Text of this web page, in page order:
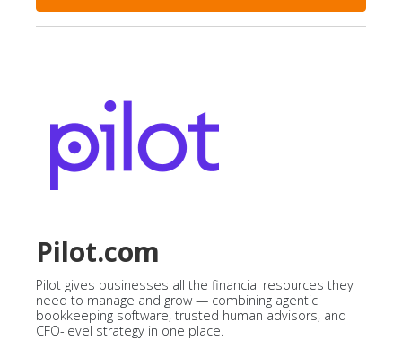
Pilot.com
Pilot gives businesses all the financial resources they
need to manage and grow — combining agentic
bookkeeping software, trusted human advisors, and
CFO-level strategy in one place.